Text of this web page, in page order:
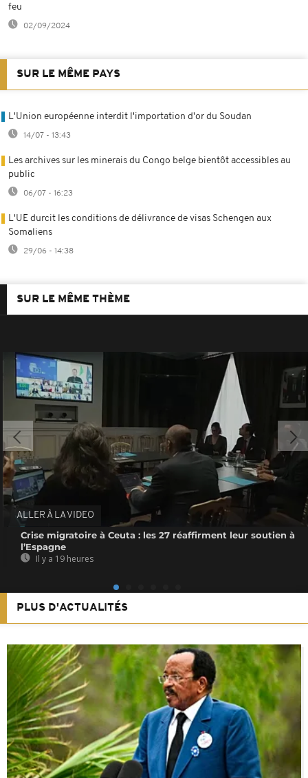
feu
02/09/2024
SUR LE MÊME PAYS
L'Union européenne interdit l'importation d'or du Soudan
14/07 - 13:43
Les archives sur les minerais du Congo belge bientôt accessibles au
public
06/07 - 16:23
L'UE durcit les conditions de délivrance de visas Schengen aux
Somaliens
29/06 - 14:38
SUR LE MÊME THÈME
ALLER À LA VIDEO
Crise migratoire à Ceuta : les 27 réaffirment leur soutien à
l’Espagne
Il y a 19 heures
PLUS D'ACTUALITÉS